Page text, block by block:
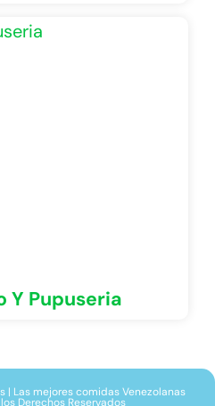
Y Pupuseria
Las mejores comidas Venezolanas
Derechos Reservados